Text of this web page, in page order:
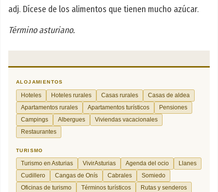
adj. Dícese de los alimentos que tienen mucho azúcar.
Término asturiano.